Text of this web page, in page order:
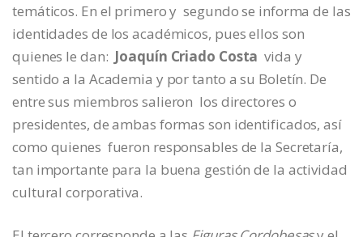
temáticos. En el primero y segundo se informa de las
identidades de los académicos, pues ellos son
quienes le dan: Joaquín Criado Costavida y
sentido a la Academia y por tanto a su Boletín. De
entre sus miembros salieron los directores o
presidentes, de ambas formas son identificados, así
como quienes fueron responsables de la Secretaría,
tan importante para la buena gestión de la actividad
cultural corporativa.